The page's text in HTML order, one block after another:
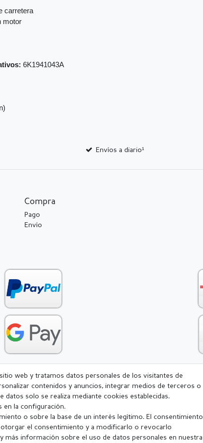
carretera
motor
6K1941043A
Envíos a diario¹
Compra
Pago
Envío
Condiciones generales (CGC) Derecho de rescisión
(lunes-viernes excepto festivos) Excluída la mercancía personalizada
web y tratamos datos personales de los visitantes de
contenidos y anuncios, integrar medios de terceros o
datos solo se realiza mediante cookies establecidas.
en la configuración.
o sobre la base de un interés legítimo. El consentimiento
el consentimiento y a modificarlo o revocarlo
y más información sobre el uso de datos personales en nuestra